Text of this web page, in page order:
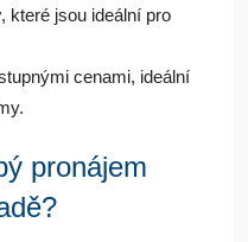
, které jsou ideální pro
cenami, ideální
pronájem